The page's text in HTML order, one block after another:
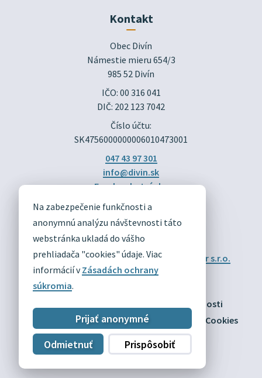
Na zabezpečenie funkčnosti a
anonymnú analýzu návštevnosti táto
webstránka ukladá do vášho
prehliadača "cookies" údaje. Viac
informácií vZásadách ochrany
súkromia.
Prijať anonymné
Odmietnuť
Prispôsobiť
DIVÍN
OFICIÁLNE STRÁNKY
Technický prevádzkovateľ:Alphabet partner s.r.o.
Správca obsahu:Obec Divín
Posledná aktualizácia:
Vyhlásenie o prístupnosti
Zásady ochrany osobných údajov
Nastaviť Cookies
Kontakt
Obec Divín
Námestie mieru 654/3
985 52 Divín
IČO: 00 316 041
DIČ: 202 123 7042
Číslo účtu:
SK4756000000006010473001
047 43 97 301
info@divin.sk
Facebook stránka